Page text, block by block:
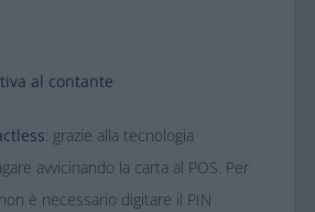
al contante
: grazie alla tecnologia
avvicinando la carta al POS. Per
è necessario digitare il PIN